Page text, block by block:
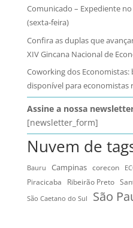
Comunicado – Expediente
(sexta-feira)
Confira as duplas que
XIV Gincana Nacional de
Coworking dos Economistas:
disponível para economistas
Assine a nossa
[newsletter_form]
Nuvem de
Bauru Campinas corecon
Piracicaba Ribeirão Preto
São Caetano do Sul
São